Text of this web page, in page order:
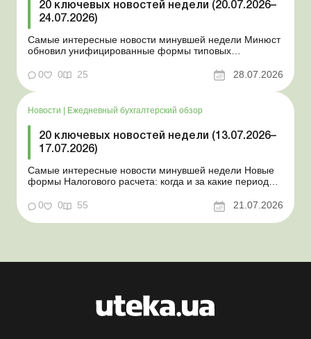
20 ключевых новостей недели (20.07.2026–
24.07.2026)
Самые интересные новости минувшей недели Минюст
обновил унифицированные формы типовых
новость о создании координационного центра по
статус «в розыске»: что нужно знать работодателям
Закон о ВПЛ: ка...
0 0 25 28.07.2026
Новости Ежедневный бухгалтерский обзор
20 ключевых новостей недели (13.07.2026–
17.07.2026)
Самые интересные новости минувшей недели Новые
формы Налогового расчета: когда и за какие периоды
переоформления отсрочки от призыва во время
Координационный центр по организации
0 0 55 21.07.2026